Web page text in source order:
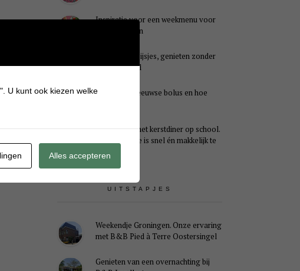
Inspiratie voor een weekmenu voor
het hele gezin
Caloriearme ijsjes, genieten zonder
schuldgevoel
Wat is een Zeeuwse bolus en hoe
Ideaal voor het kerstdiner op school.
Dit kersthapje is snel én makkelijk te
UITSTAPJES
Weekendje Groningen. Onze ervaring
met B&B Pied à Terre Oostersingel
Genieten van een overnachting bij
U kunt ook kiezen welke
Alles accepteren